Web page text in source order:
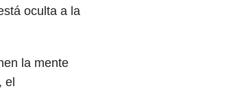
oculta a la
la mente
el